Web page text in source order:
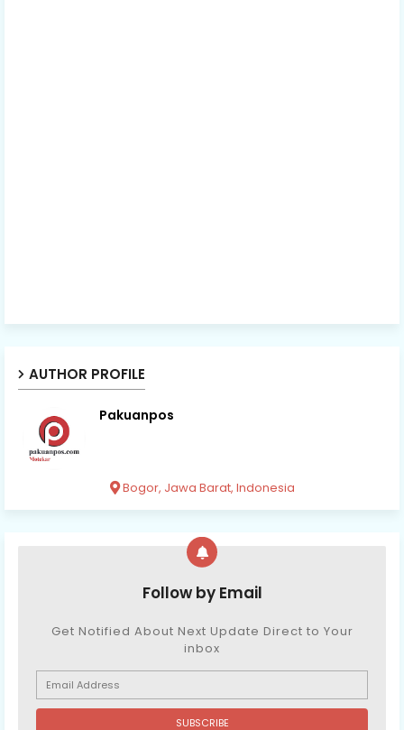
AUTHOR PROFILE
Pakuanpos
Bogor, Jawa Barat, Indonesia
Follow by Email
Get Notified About Next Update Direct to Your
inbox